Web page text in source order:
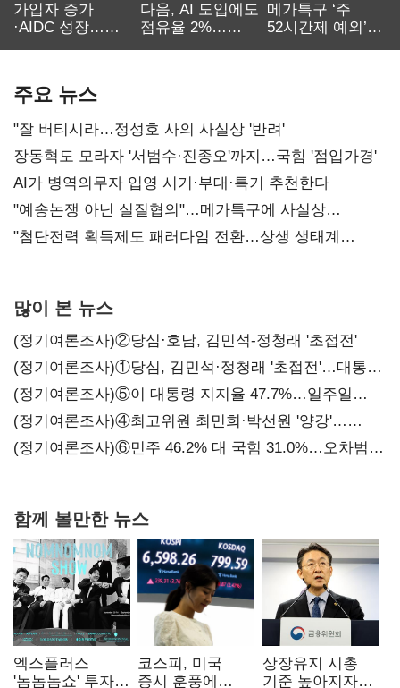
가입자 증가
·AIDC 성장…
다음, AI 도입에도
점유율 2%…
메가특구 ‘주
52시간제 예외’
주요 뉴스
"잘 버티시라…정성호 사의 사실상 '반려'
장동혁도 모라자 '서범수·진종오'까지…국힘 '점입가경'
AI가 병역의무자 입영 시기·부대·특기 추천한다
"예송논쟁 아닌 실질협의"…메가특구에 사실상
'노동유연화'
"첨단전력 획득제도 패러다임 전환…상생 생태계
많이 본 뉴스
(정기여론조사)②당심·호남, 김민석-정청래 '초접전'
(정기여론조사)①당심, 김민석·정청래 '초접전'…대통령
지지도 '50% 아래로'(종합)
(정기여론조사)⑤이 대통령 지지율 47.7%…일주일
만에 다시 40%대
(정기여론조사)④최고위원 최민희·박선원 '양강'…
서미화·이성윤·임미애 뒤이어
(정기여론조사)⑥민주 46.2% 대 국힘 31.0%…오차범위
함께 볼만한 뉴스
엑스플러스
'놈놈놈쇼' 투자…
코스피, 미국
증시 훈풍에
상장유지 시총
기준 높아지자…